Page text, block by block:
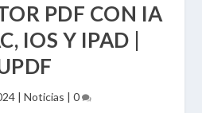
PDF CON IA
IOS Y IPAD |
| Noticias | 0